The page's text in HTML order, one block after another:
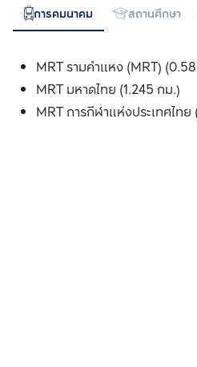
การคมนาคม สถานศึกษา
MRT รามคำแหง (MRT)
MRT มหาดไทย (1.245 กม.)
MRT การกีฬาแห่งประเทศไทย